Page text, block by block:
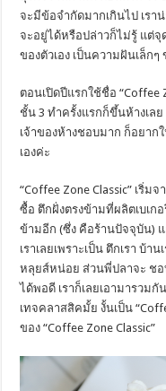
จะมีข้อจำกัดมากเกินไป เรา
จะอยู่ได้หรือปล่าวก็ไม่รู้ แต่จุ
ของตัวเอง เป็นความฝันเล็กๆ
ตอนเปิดปีแรกใช้ชื่อ “Coffee
ชั้น 3 ทำครั้งแรกก็ขึ้นห้างเลย
เจ้าของห้างชอบมาก ก็อยาก
เองค่ะ
“Coffee Zone Classic” เริ่ม
ซื้อ ตึกฝั่งตรงข้ามที่ผลิตเบเก
ข้ามอีก (ซึ่ง คือร้านปัจจุบัน)
เราเลยเพราะเป็น ตึกเรา บ้
หลุยส์หน่อย ส่วนพี่ปลาจะ ชอ
ได้พอดี เราก็เลยเอามารวมกั
เทจคลาสสิคมั้ย งั้นเป็น
ของ “Coffee Zone Classic”